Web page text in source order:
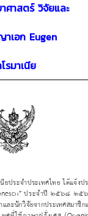
ศาสตร์ วิจัยและ
เอก Eugen
รมาเนีย